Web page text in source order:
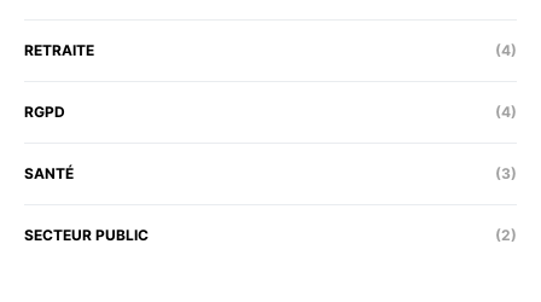
RETRAITE (4)
RGPD (4)
SANTÉ (3)
SECTEUR PUBLIC (2)